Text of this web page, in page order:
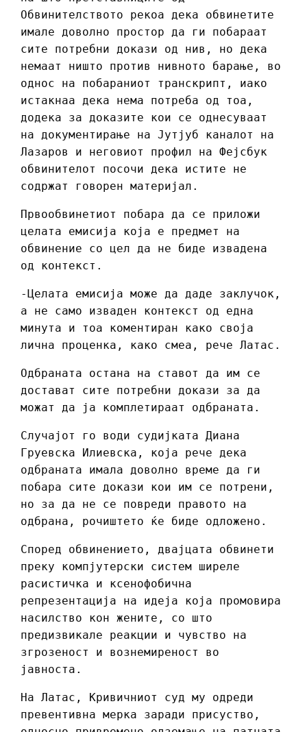
Обвинителството рекоа дека обвинетите
имале доволно простор да ги побараат
сите потребни докази од нив, но дека
немаат ништо против нивното барање, во
однос на побараниот транскрипт, иако
истакнаа дека нема потреба од тоа,
додека за доказите кои се однесуваат
на документирање на Јутјуб каналот на
Лазаров и неговиот профил на Фејсбук
обвинителот посочи дека истите не
содржат говорен материјал.
Првообвинетиот побара да се приложи
целата емисија која е предмет на
обвинение со цел да не биде извадена
од контекст.
-Целата емисија може да даде заклучок,
а не само изваден контекст од една
минута и тоа коментиран како своја
лична проценка, како смеа, рече Латас.
Одбраната остана на ставот да им се
достават сите потребни докази за да
можат да ја комплетираат одбраната.
Случајот го води судијката Диана
Груевска Илиевска, која рече дека
одбраната имала доволно време да ги
побара сите докази кои им се потрени,
но за да не се повреди правото на
одбрана, рочиштето ќе биде одложено.
Според обвинението, двајцата обвинети
преку компјутерски систем ширеле
расистичка и ксенофобична
репрезентација на идеја која промовира
насилство кон жените, со што
предизвикале реакции и чувство на
згрозеност и вознемиреност во
јавноста.
На Латас, Кривичниот суд му одреди
превентивна мерка заради присуство,